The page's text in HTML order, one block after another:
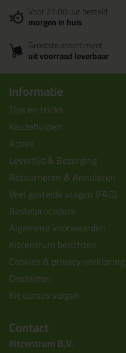
Voor 21:00 uur besteld
morgen in huis
Grootste assortiment
uit voorraad leverbaar
Informatie
Tips en tricks
Keuzehulpen
Acties
Levertijd & Bezorging
Retourneren & Annuleren
Veel gestelde vragen (FAQ)
Bestelprocedure
Algemene voorwaarden
Kitcentrum berichten
Cookies & privacy verklaring
Disclaimer
Kit cursus volgen
Contact
Kitcentrum B.V.